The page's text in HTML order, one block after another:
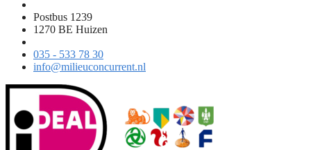
Postbus 1239
1270 BE Huizen
035 - 533 78 30
info@milieuconcurrent.nl